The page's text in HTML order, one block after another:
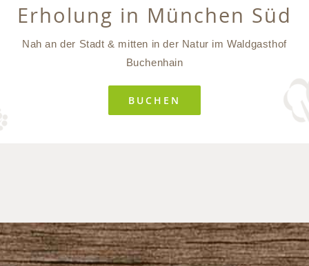
Erholung in München Süd
Nah an der Stadt & mitten in der Natur im Waldgasthof
Buchenhain
BUCHEN